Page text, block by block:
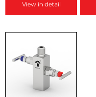
View in detail